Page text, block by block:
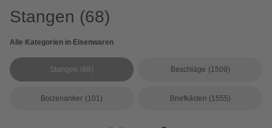
Stangen (68)
Alle Kategorien in Eisenwaren
Stangen (68) Beschläge (1509)
Bolzenanker (101) Briefkästen (1555)